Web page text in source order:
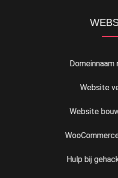
Website
Website
Hulp bij